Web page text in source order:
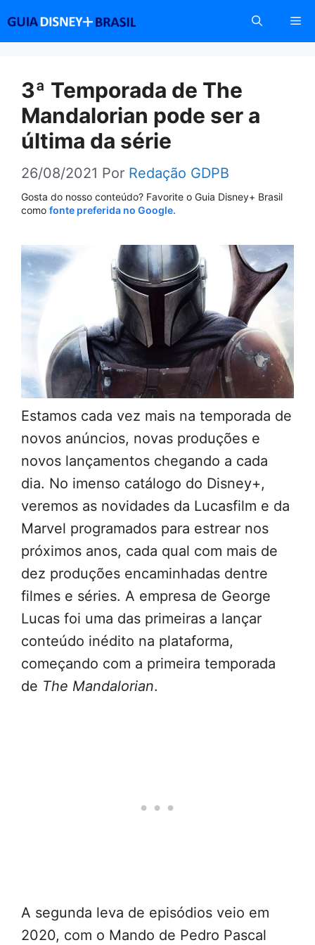
conteúdo
3ª Temporada de The
Mandalorian pode ser a
última da série
26/08/2021 Por Redação GDPB
Gosta do nosso conteúdo? Favorite o Guia Disney+ Brasil
como fonte preferida no Google.
Estamos cada vez mais na temporada de
novos anúncios, novas produções e
novos lançamentos chegando a cada
dia. No imenso catálogo do Disney+,
veremos as novidades da Lucasfilm e da
Marvel programados para estrear nos
próximos anos, cada qual com mais de
dez produções encaminhadas dentre
filmes e séries. A empresa de George
Lucas foi uma das primeiras a lançar
conteúdo inédito na plataforma,
começando com a primeira temporada
de The Mandalorian.
A segunda leva de episódios veio em
2020, com o Mando de Pedro Pascal